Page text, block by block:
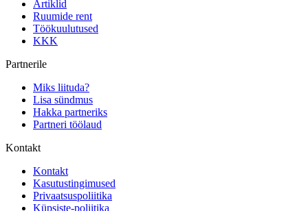
Artiklid
Ruumide rent
Töökuulutused
KKK
Partnerile
Miks liituda?
Lisa sündmus
Hakka partneriks
Partneri töölaud
Kontakt
Kontakt
Kasutustingimused
Privaatsuspoliitika
Küpsiste-poliitika